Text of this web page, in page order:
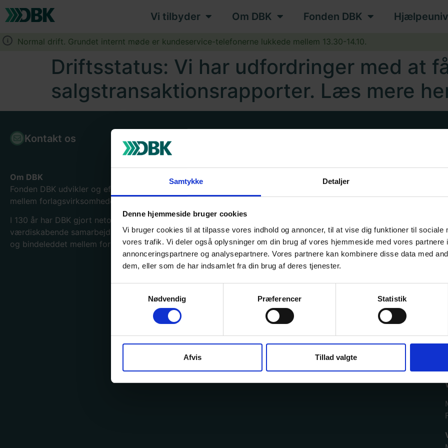
Samtykke Detaljer
Denne hjemmeside bruger cookies
Vi bruger cookies til at tilpasse vores indhold og annoncer, til at vise dig funktioner til sociale
vores trafik. Vi deler også oplysninger om din brug af vores hjemmeside med vores partnere
annonceringspartnere og analysepartnere. Vores partnere kan kombinere disse data med
dem, eller som de har indsamlet fra din brug af deres tjenester.
Nødvendig
Præferencer Statistik
Afvis Tillad valgte
Vi tilbyder Om DBK Fonden DBK
Normal drift. Grundet internt møde er kundeservice-telefonerne lukkede mellem 13.30-14.10.
Driftsstatus: Vi har udfordringer med at
salgstransaktionsrapporter. Læs mere
Kontakt os
Om DBK
Fonden DBK udvikler og effektiviserer samhandelen
mellem forlagsvirksomheder og boghandlere.
I 130 år har DBK gjort netop det og er blevet en
værdiskabende samarbejdspartner for hele bogbranchen
og bindeleddet mellem forlag og forhandler.